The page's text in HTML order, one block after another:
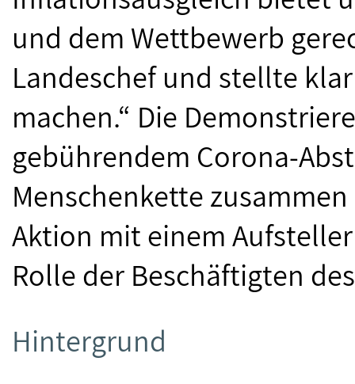
und dem Wettbewerb
Landeschef und stellte
machen.“ Die
gebührendem Corona-
Menschenkette
Aktion mit einem
Rolle der Beschäftigten
Hintergrund